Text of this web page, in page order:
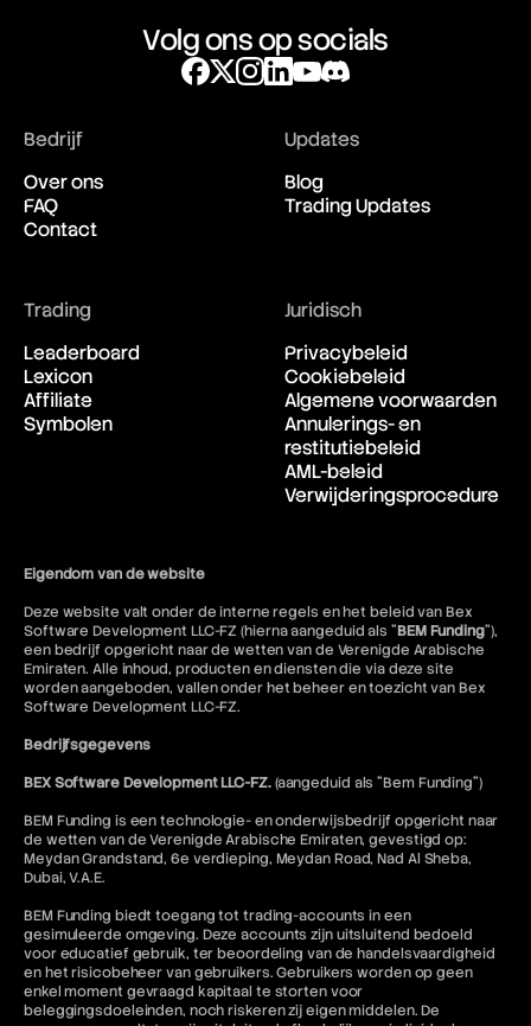
Volg ons op socials
Bedrijf
Over ons
FAQ
Contact
Updates
Blog
Trading Updates
Trading
Leaderboard
Lexicon
Affiliate
Symbolen
Juridisch
Privacybeleid
Cookiebeleid
Algemene voorwaarden
Annulerings- en
restitutiebeleid
AML-beleid
Verwijderingsprocedure
Eigendom van de website
Deze website valt onder de interne regels en het beleid van Bex
Software Development LLC-FZ (hierna aangeduid als "BEM Funding"),
een bedrijf opgericht naar de wetten van de Verenigde Arabische
Emiraten. Alle inhoud, producten en diensten die via deze site
worden aangeboden, vallen onder het beheer en toezicht van Bex
Software Development LLC-FZ.
Bedrijfsgegevens
BEX Software Development LLC-FZ.(aangeduid als "Bem Funding")
BEM Funding is een technologie- en onderwijsbedrijf opgericht naar
de wetten van de Verenigde Arabische Emiraten, gevestigd op:
Meydan Grandstand, 6e verdieping, Meydan Road, Nad Al Sheba,
Dubai, V.A.E.
BEM Funding biedt toegang tot trading-accounts in een
gesimuleerde omgeving. Deze accounts zijn uitsluitend bedoeld
voor educatief gebruik, ter beoordeling van de handelsvaardigheid
en het risicobeheer van gebruikers. Gebruikers worden op geen
enkel moment gevraagd kapitaal te storten voor
beleggingsdoeleinden, noch riskeren zij eigen middelen. De